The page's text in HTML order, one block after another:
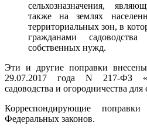
сельхозназначения,
также на землях
территориальных зон, в
гражданами
собственных нужд.
Эти и другие поправки
29.07.2017 года N 217-ФЗ
садоводства и огородничества
Корреспондирующие
Федеральных законов.